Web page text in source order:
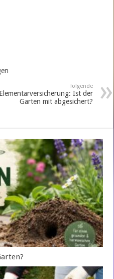
folgende
Elementarversicherung: Ist der
Garten mit abgesichert?